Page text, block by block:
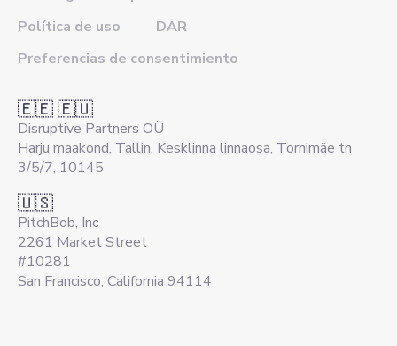
Política de uso
DAR
Preferencias de consentimiento
🇪🇪 🇪🇺
Disruptive Partners OÜ
Harju maakond, Tallin, Kesklinna linnaosa, Tornimäe tn
3/5/7, 10145
🇺🇸
PitchBob, Inc
2261 Market Street
#10281
San Francisco, California 94114